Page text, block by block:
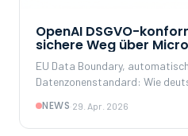
OpenAI DSGVO-
sichere Weg über
EU Data Boundary,
Datenzonenstandard: Wie
rechtssicher einsetzen.
NEWS·29. Apr. 2026